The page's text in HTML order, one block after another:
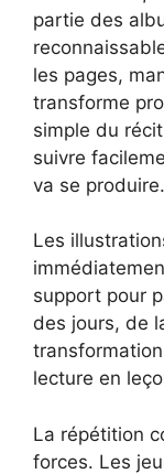
partie des
les pages,
transforme
simple du
suivre
va se produire.
Les
support pour
des jours, de
lecture en
La répétition
forces. Les